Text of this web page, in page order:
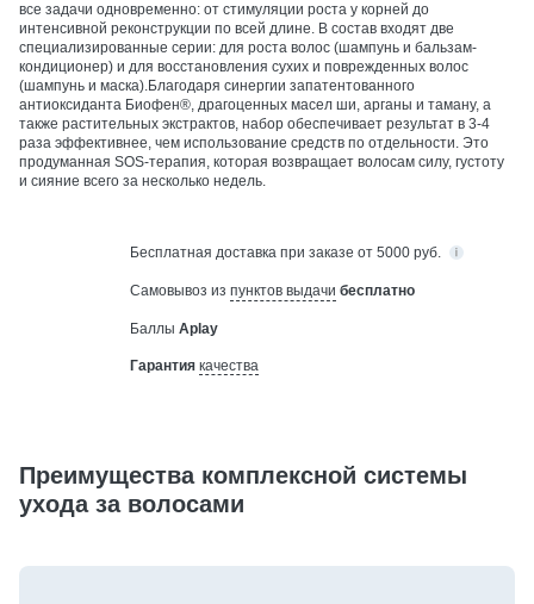
все задачи одновременно: от стимуляции роста у корней до
интенсивной реконструкции по всей длине. В состав входят две
специализированные серии: для роста волос (шампунь и бальзам-
кондиционер) и для восстановления сухих и поврежденных волос
(шампунь и маска).Благодаря синергии запатентованного
антиоксиданта Биофен®, драгоценных масел ши, арганы и таману, а
также растительных экстрактов, набор обеспечивает результат в 3-4
раза эффективнее, чем использование средств по отдельности. Это
продуманная SOS-терапия, которая возвращает волосам силу, густоту
и сияние всего за несколько недель.
Бесплатная доставка при заказе от 5000 руб.
Самовывоз из пунктов выдачи бесплатно
Баллы Aplay
Гарантия качества
Преимущества комплексной системы
ухода за волосами